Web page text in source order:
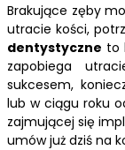
Brakujące zęby
utracie kości,
dentystyczne to
zapobiega
sukcesem,
lub w ciągu roku
zajmującej się
umów już dziś na